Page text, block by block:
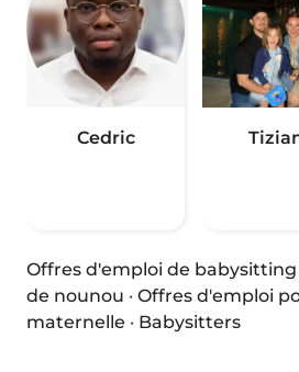
Cedric
Offres d'emploi de babysitting
de nounou · Offres d'emploi
maternelle · Babysitters